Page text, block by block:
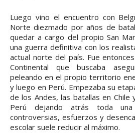
Luego vino el encuentro con
Norte diezmado por años de
quedar a cargo del propio San
una guerra definitiva con los
actual norte del país. Fue
Continental que buscaba
peleando en el propio territorio
y luego en Perú. Empezaba su
de los Andes, las batallas en Chile
Perú dejando atrás toda
controversias, esfuerzos y
escolar suele reducir al máximo.